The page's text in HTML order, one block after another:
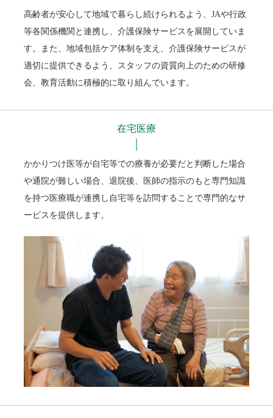
高齢者が安心して地域で暮らし続けられるよう、JAや行政
等各関係機関と連携し、介護保険サービスを展開していま
す。また、地域包括ケア体制を支え、介護保険サービスが
適切に提供できるよう、スタッフの資質向上のための研修
会、教育活動に積極的に取り組んでいます。
在宅医療
かかりつけ医等が自宅等での療養が必要だと判断した場合
や通院が難しい場合、退院後、医師の指示のもと専門知識
を持つ医療職が連携し自宅等を訪問することで専門的なサ
ービスを提供します。